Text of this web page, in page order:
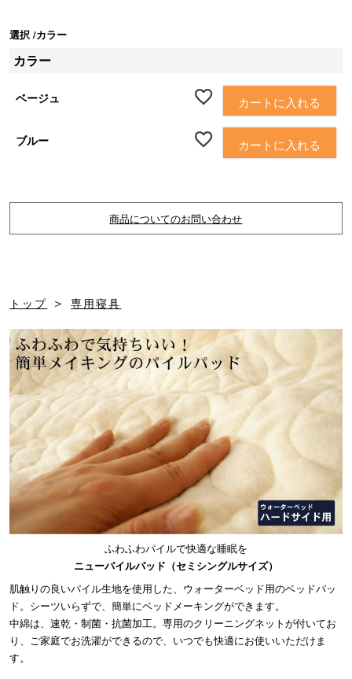
選択 カラー
カラー
ベージュ カートに入れる
ブルー カートに入れる
商品についてのお問い合わせ
トップ ＞専用寝具
ふわふわパイルで快適な睡眠を
ニューパイルパッド（セミシングルサイズ）
肌触りの良いパイル生地を使用した、ウォーターベッド用のベッドパッ
ド。シーツいらずで、簡単にベッドメーキングができます。
中綿は、速乾・制菌・抗菌加工。専用のクリーニングネットが付いてお
り、ご家庭でお洗濯ができるので、いつでも快適にお使いいただけま
す。